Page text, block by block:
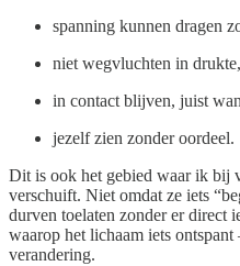
spanning kunnen dragen
niet wegvluchten in
in contact blijven, juist
jezelf zien zonder oordeel.
Dit is ook het gebied waar ik bij
verschuift. Niet omdat ze iets
durven toelaten zonder er direct
waarop het lichaam iets
verandering.